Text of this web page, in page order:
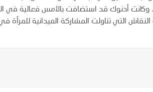
وكانت أدنوك قد استضافت بالأمس فعالية في
التي تناولت المشاركة الميدانية للمرأة